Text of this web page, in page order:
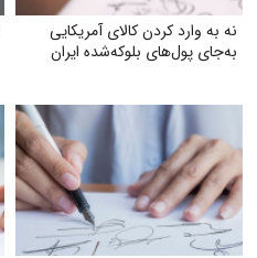
نه به وارد کردن کالای آمریکایی
به‌جای پول‌های بلوکه‌شده ایران